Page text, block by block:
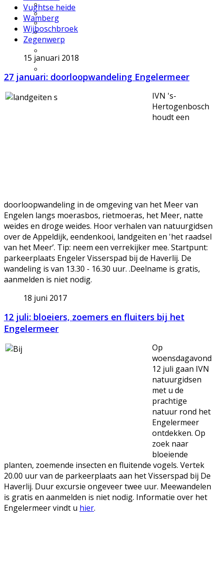
Excursie aanvragen
Lid worden en meedoen?
Meldpunt Natuur
Route naar 't Wikveld
Empel
Zuid
Vughtse heide
Wamberg
Wijboschbroek
Zegenwerp
15 januari 2018
27 januari: doorloopwandeling Engelermeer
IVN 's-
Hertogenbosch
houdt een
doorloopwandeling in de omgeving van het Meer van
Engelen langs moerasbos, rietmoeras, het Meer, natte
weides en droge weides. Hoor verhalen van natuurgidsen
over de Appeldijk, eendenkooi, landgeiten en 'het raadsel
van het Meer’. Tip: neem een verrekijker mee. Startpunt:
parkeerplaats Engeler Visserspad bij de Haverlij. De
wandeling is van 13.30 - 16.30 uur. .Deelname is gratis,
aanmelden is niet nodig.
18 juni 2017
12 juli: bloeiers, zoemers en fluiters bij het
Engelermeer
Op
woensdagavond
12 juli gaan IVN
natuurgidsen
met u de
prachtige
natuur rond het
Engelermeer
ontdekken. Op
zoek naar
bloeiende
planten, zoemende insecten en fluitende vogels. Vertek
20.00 uur van de parkeerplaats aan het Visserspad bij De
Haverlij. Duur excursie ongeveer twee uur. Meewandelen
is gratis en aanmelden is niet nodig. Informatie over het
Engelermeer vindt u hier.